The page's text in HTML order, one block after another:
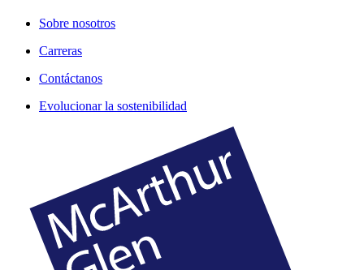
Sobre nosotros
Carreras
Contáctanos
Evolucionar la sostenibilidad